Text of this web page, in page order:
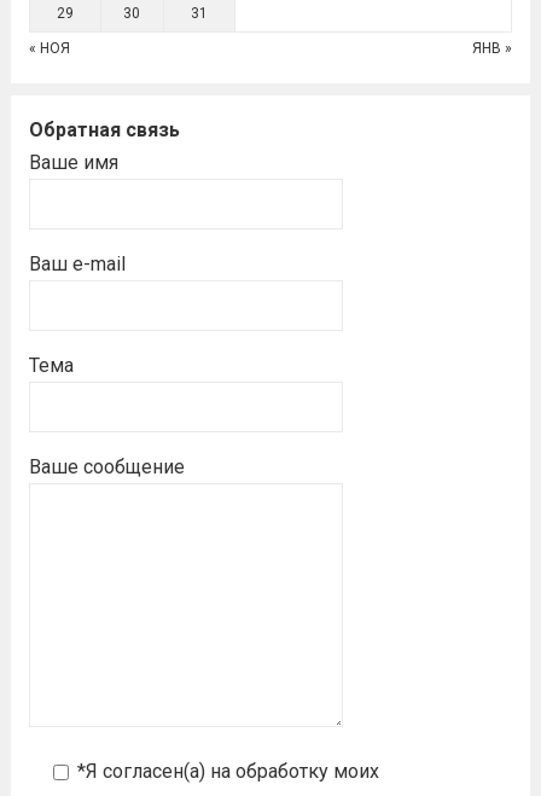
29 30 31
« НОЯ ЯНВ »
Обратная связь
Ваше имя
Ваш e-mail
Тема
Ваше сообщение
*Я согласен(а) на обработку моих